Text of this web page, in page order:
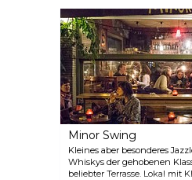
Romain Deconinck.
Minor Swing
Kleines aber besonderes
Whiskys der gehobenen
beliebter Terrasse. Lokal mit